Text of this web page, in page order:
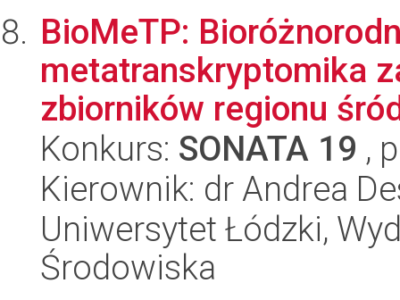
BioMeTP:
metatranskryptomika
zbiorników regionu
Konkurs: SONATA 19 ,
Kierownik: dr Andrea
Uniwersytet Łódzki,
Środowiska